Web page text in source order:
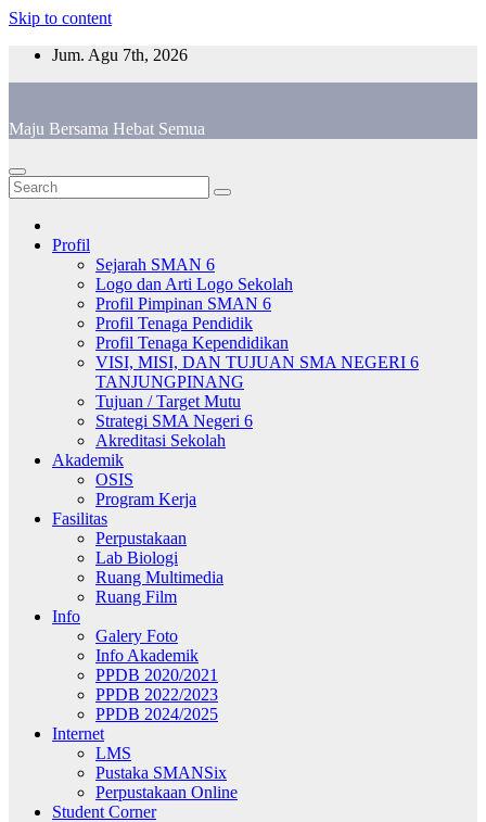
Skip to content
Jum. Agu 7th, 2026
Maju Bersama Hebat Semua
Profil
Sejarah SMAN 6
Logo dan Arti Logo Sekolah
Profil Pimpinan SMAN 6
Profil Tenaga Pendidik
Profil Tenaga Kependidikan
VISI, MISI, DAN TUJUAN SMA NEGERI 6
TANJUNGPINANG
Tujuan / Target Mutu
Strategi SMA Negeri 6
Akreditasi Sekolah
Akademik
OSIS
Program Kerja
Fasilitas
Perpustakaan
Lab Biologi
Ruang Multimedia
Ruang Film
Info
Galery Foto
Info Akademik
PPDB 2020/2021
PPDB 2022/2023
PPDB 2024/2025
Internet
LMS
Pustaka SMANSix
Perpustakaan Online
Student Corner